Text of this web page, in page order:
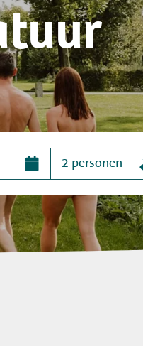
Volg
2 personen